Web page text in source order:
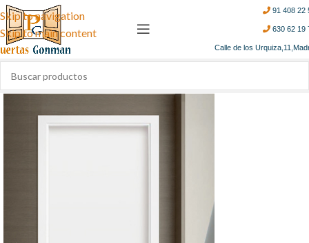
Skip to navigation
Skip to main content
91 408 22
630 62 19
Calle de los